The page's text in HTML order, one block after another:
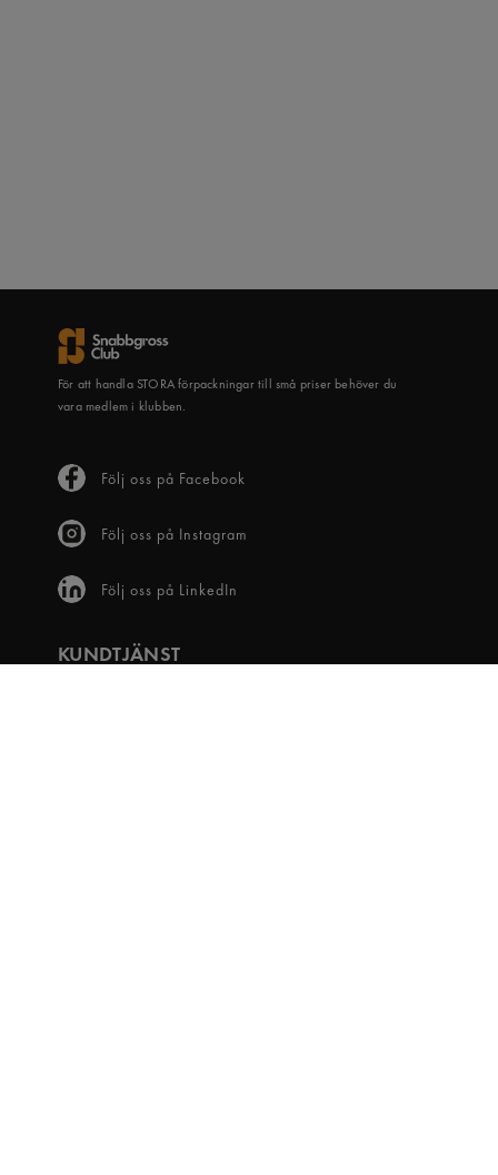
För att handla STORA förpackningar till små priser behöver du
vara medlem i klubben.
Följ oss på Facebook
Följ oss på Instagram
Följ oss på LinkedIn
KUNDTJÄNST